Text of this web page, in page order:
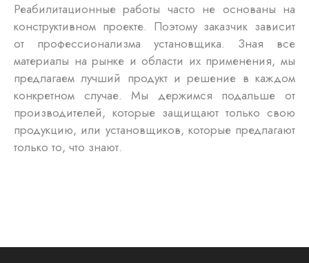
Реабилитационные работы часто не основаны на
конструктивном проекте. Поэтому заказчик зависит
от профессионализма установщика. Зная все
материалы на рынке и области их применения, мы
предлагаем лучший продукт и решение в каждом
конкретном случае. Мы держимся подальше от
производителей, которые защищают только свою
продукцию, или установщиков, которые предлагают
только то, что знают.